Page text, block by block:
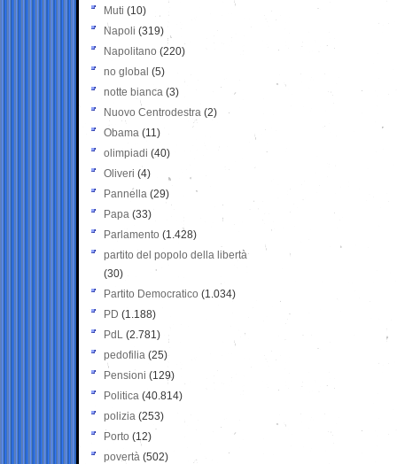
Muti (10)
Napoli (319)
Napolitano (220)
no global (5)
notte bianca (3)
Nuovo Centrodestra (2)
Obama (11)
olimpiadi (40)
Oliveri (4)
Pannella (29)
Papa (33)
Parlamento (1.428)
partito del popolo della libertà
(30)
Partito Democratico (1.034)
PD (1.188)
PdL (2.781)
pedofilia (25)
Pensioni (129)
Politica (40.814)
polizia (253)
Porto (12)
povertà (502)